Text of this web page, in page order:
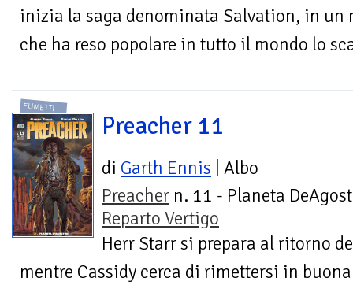
inizia la saga denominata Salvation, in un
che ha reso popolare in tutto il mondo lo
FUMETTI
Preacher 11
di Garth Ennis | Albo
Preacher n. 11 - Planeta
Reparto Vertigo
Herr Starr si prepara al ritorno
mentre Cassidy cerca di rimettersi in